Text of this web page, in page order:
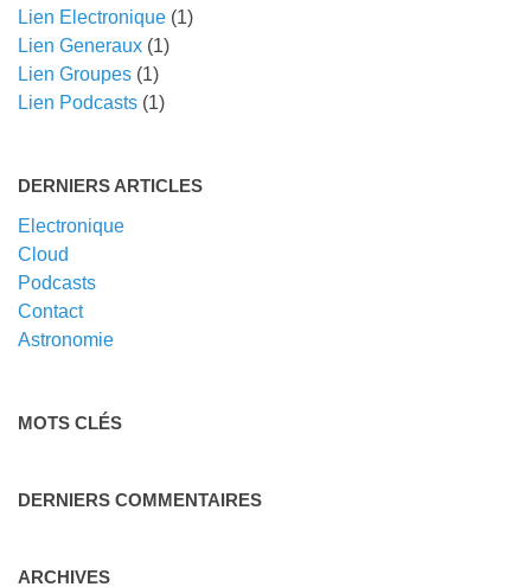
Lien Electronique (1)
Lien Generaux (1)
Lien Groupes (1)
Lien Podcasts (1)
DERNIERS ARTICLES
Electronique
Cloud
Podcasts
Contact
Astronomie
MOTS CLÉS
DERNIERS COMMENTAIRES
ARCHIVES